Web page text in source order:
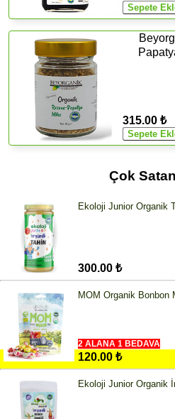
315.00 ₺
Çok
Ekoloji Junior Organik
300.00 ₺
MOM Organik Bonbon
2 ALANA 1 BEDAVA
120.00 ₺
Ekoloji Junior Organik